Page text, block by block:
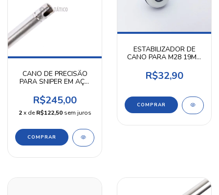
CANO DE PRECISÃO
PARA SNIPER EM AÇO
AIRPRESS
R$245,00
2 x deR$122,50 sem juros
ESTABILIZADOR DE
CANO PARA M28 19MM
R$32,90